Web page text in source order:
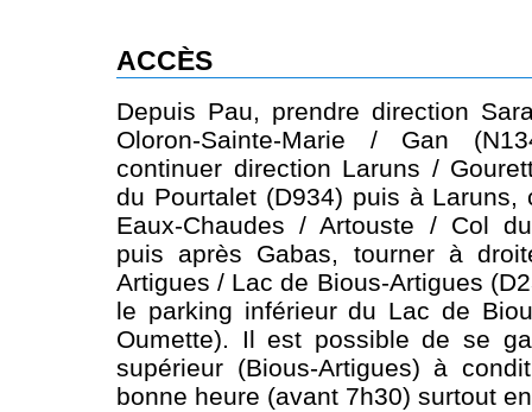
ACCÈS
Depuis Pau, prendre direction
Oloron-Sainte-Marie / Gan
continuer direction Laruns /
du Pourtalet (D934) puis à Laruns,
Eaux-Chaudes / Artouste / Col
puis après Gabas, tourner à
Artigues / Lac de Bious-Artigues
le parking inférieur du Lac de
Oumette). Il est possible de se
supérieur (Bious-Artigues) à
bonne heure (avant 7h30) surtout